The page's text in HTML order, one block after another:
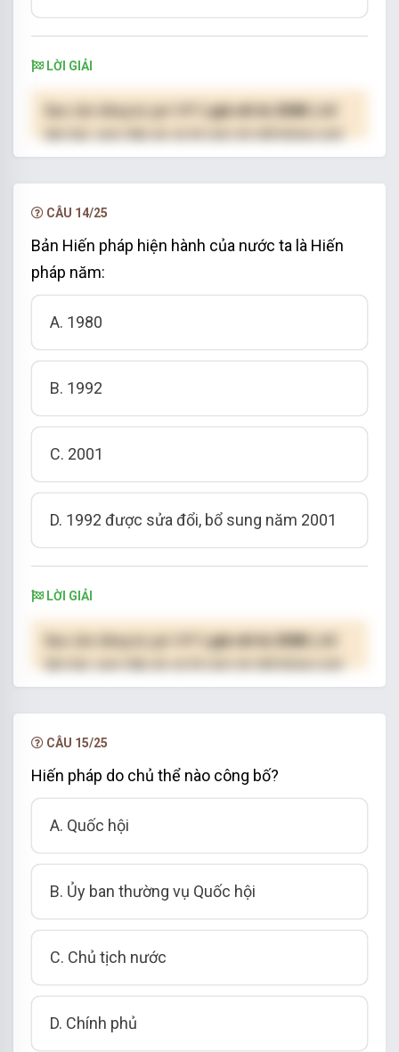
LỜI GIẢI
( giá chỉ từ 250K )
hạn.
CÂU 14/25
Bản Hiến pháp hiện hành của nước ta là Hiến
pháp năm:
A. 1980
B. 1992
C. 2001
D. 1992 được sửa đổi, bổ sung năm 2001
LỜI GIẢI
( giá chỉ từ 250K )
hạn.
CÂU 15/25
Hiến pháp do chủ thể nào công bố?
A. Quốc hội
B. Ủy ban thường vụ Quốc hội
C. Chủ tịch nước
D. Chính phủ